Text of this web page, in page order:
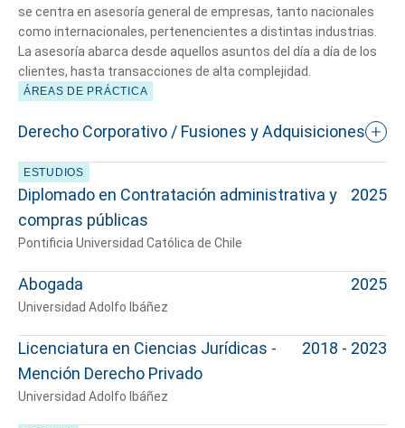
Cuéntanos, ¿Cómo
se centra en asesoría general de empresas, tanto nacionales
como internacionales, pertenencientes a distintas industrias.
La asesoría abarca desde aquellos asuntos del día a día de los
clientes, hasta transacciones de alta complejidad.
ÁREAS DE PRÁCTICA
Derecho Corporativo / Fusiones y Adquisiciones
ESTUDIOS
Diplomado en Contratación administrativa y
compras públicas
Pontificia Universidad Católica de Chile
2025
Abogada
Universidad Adolfo Ibáñez
2025
Licenciatura en Ciencias Jurídicas -
Mención Derecho Privado
Universidad Adolfo Ibáñez
2018 - 2023